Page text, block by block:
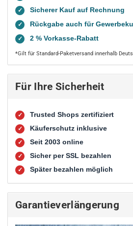
✓ Sicherer Kauf auf Rechnung
✓ Rückgabe auch für
✓ 2 % Vorkasse-Rabatt
*Gilt für Standard-Paketversand innerhalb
Für Ihre Sicherheit
✓ Trusted Shops zertifiziert
✓ Käuferschutz inklusive
✓ Seit 2003 online
✓ Sicher per SSL bezahlen
✓ Später bezahlen möglich
Garantieverlängerung